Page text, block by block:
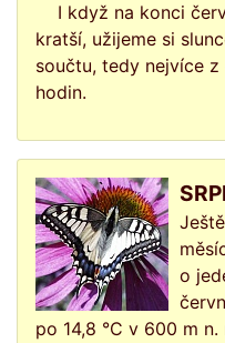
I když na konci
kratší, užijeme si
součtu, tedy nejvíce
hodin.
o
po 14,8 °C v 600 m